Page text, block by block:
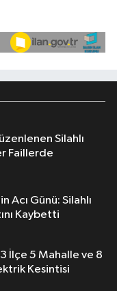
Faillerde
Acı Günü: Silahlı
Kaybetti
İlçe 5 Mahalle ve 8
Kesintisi